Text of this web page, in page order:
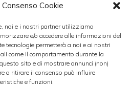
Cookie
noi e i nostri partner utilizziamo
e/o accedere alle informazioni del
tecnologie permetterà a noi e ai nostri
come il comportamento durante la
sito e di mostrare annunci (non)
o ritirare il consenso può influire
e funzioni.
compresi comparti che
a che vedere con la
non bastasse tutto ciò
dell’inflazione
ad attuare un